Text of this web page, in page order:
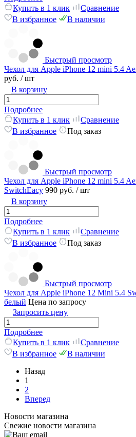
Купить в 1 клик
Сравнение
В избранное
В наличии
Быстрый просмотр
Чехол для Apple iPhone 12 mini 5.4
руб. / шт
В корзину
Подробнее
Купить в 1 клик
Сравнение
В избранное
Под заказ
Быстрый просмотр
Чехол для Apple iPhone 12 mini 5.4
SwitchEacy 990 руб. / шт
В корзину
Подробнее
Купить в 1 клик
Сравнение
В избранное
Под заказ
Быстрый просмотр
Чехол для Apple iPhone 12 Mini 5.4
белый Цена по запросу
Запросить цену
Подробнее
Купить в 1 клик
Сравнение
В избранное
В наличии
Назад
1
2
Вперед
Новости магазина
Свежие новости магазина